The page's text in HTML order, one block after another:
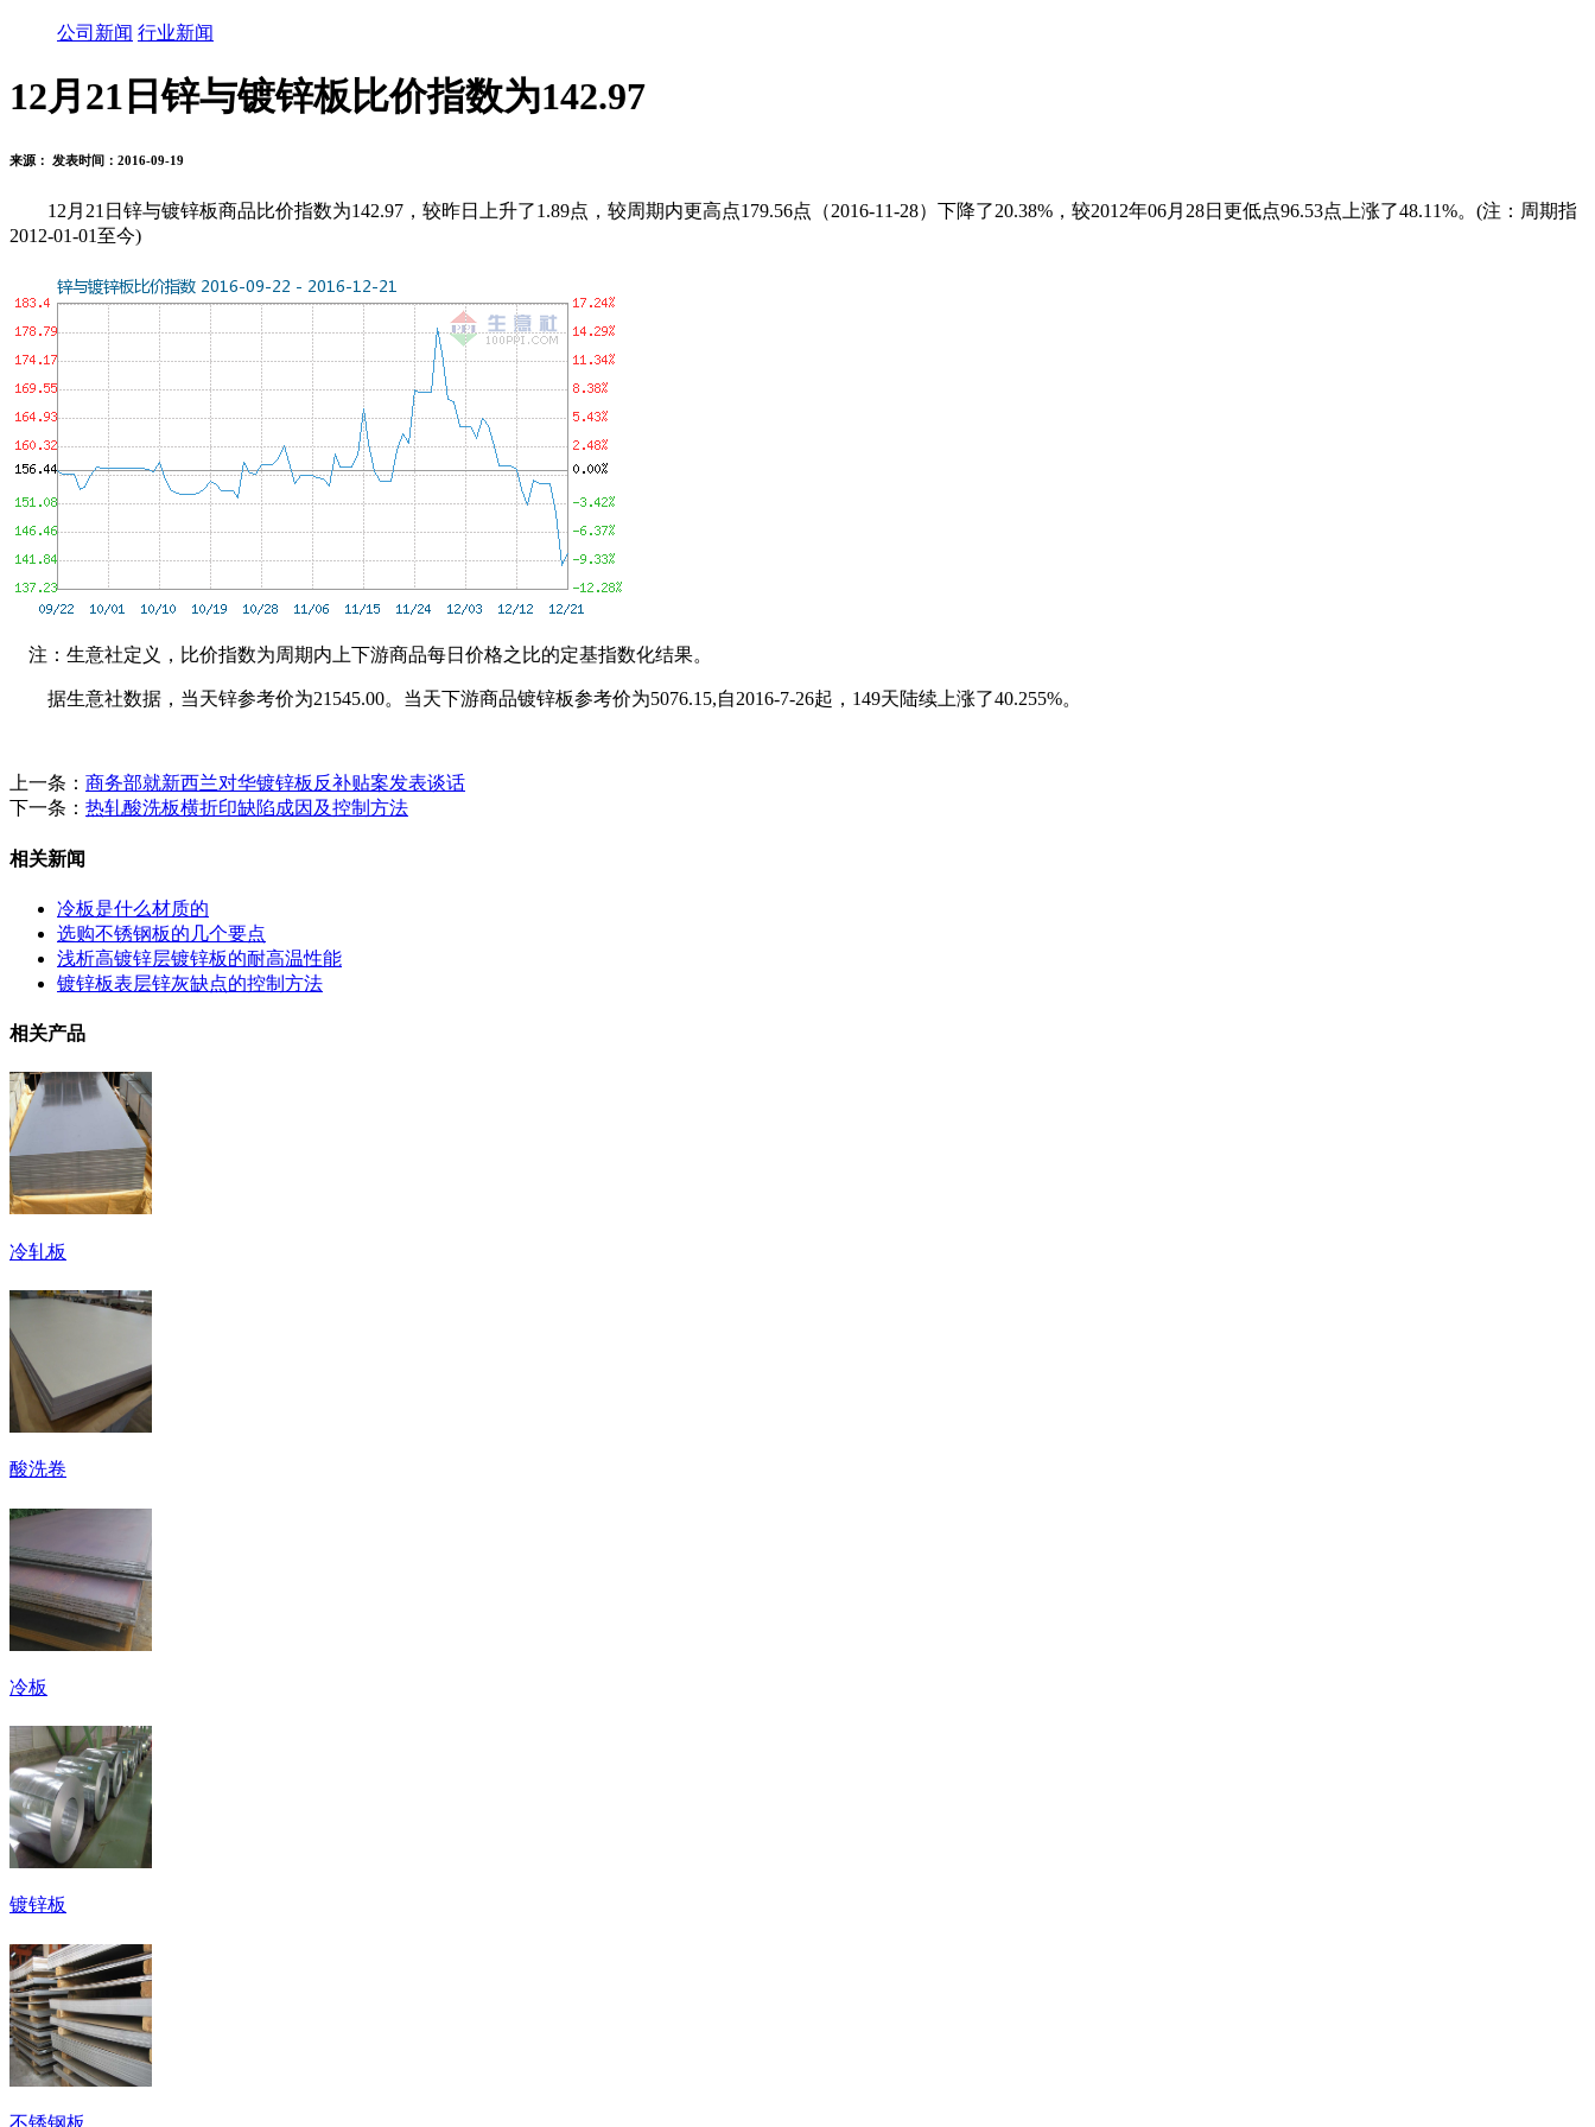
公司新闻 行业新闻
12月21日锌与镀锌板比价指数为142.97
来源： 发表时间：2016-09-19
12月21日锌与镀锌板商品比价指数为142.97，较昨日上升了1.89点，较周期内更高点179.56点（2016-11-28）下降了20.38%，较2012年06月28日更低点96.53点上涨了48.11%。(注：周期指
2012-01-01至今)
注：生意社定义，比价指数为周期内上下游商品每日价格之比的定基指数化结果。
据生意社数据，当天锌参考价为21545.00。当天下游商品镀锌板参考价为5076.15,自2016-7-26起，149天陆续上涨了40.255%。
上一条： 商务部就新西兰对华镀锌板反补贴案发表谈话
下一条： 热轧酸洗板横折印缺陷成因及控制方法
相关新闻
冷板是什么材质的
选购不锈钢板的几个要点
浅析高镀锌层镀锌板的耐高温性能
镀锌板表层锌灰缺点的控制方法
相关产品
冷轧板
酸洗卷
冷板
镀锌板
不锈钢板